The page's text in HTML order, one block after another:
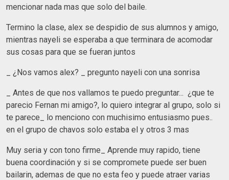
mencionar nada mas que solo del baile.
Termino la clase, alex se despidio de sus alumnos y amigo,
mientras nayeli se esperaba a que terminara de acomodar
sus cosas para que se fueran juntos
_ ¿Nos vamos alex? _ pregunto nayeli con una sonrisa
_ Antes de que nos vallamos te puedo preguntar... ¿que te
parecio Fernan mi amigo?, lo quiero integrar al grupo, solo si
te parece_ lo menciono con muchisimo entusiasmo pues..
en el grupo de chavos solo estaba el y otros 3 mas
Muy seria y con tono firme_ Aprende muy rapido, tiene
buena coordinación y si se compromete puede ser buen
bailarin, ademas de que no esta feo y puede atraer varias